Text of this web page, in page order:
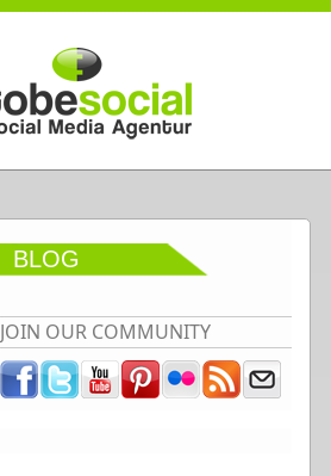
BLOG
JOIN OUR COMMUNITY